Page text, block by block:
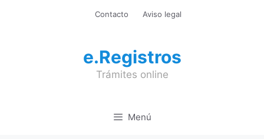
Contacto Aviso legal
e.Registros
Trámites online
Menú